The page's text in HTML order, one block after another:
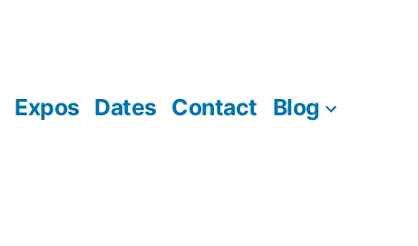
Expos Dates Contact Blog